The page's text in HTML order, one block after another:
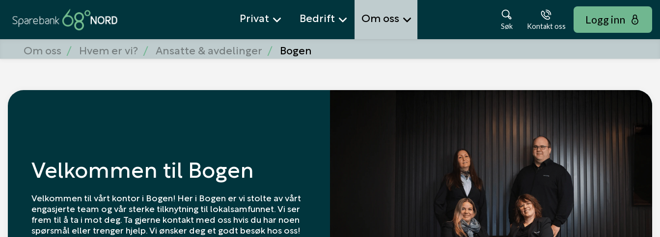
Om oss Hvem er vi? Ansatte & avdelinger Bogen
Privat Bedrift Om oss
Søk Kontakt oss
Logg inn
Velkommen til Bogen
Velkommen til vårt kontor i Bogen! Her i Bogen er vi stolte av vårt
engasjerte team og vår sterke tilknytning til lokalsamfunnet. Vi ser
frem til å ta i mot deg. Ta gjerne kontakt med oss hvis du har noen
spørsmål eller trenger hjelp. Vi ønsker deg et godt besøk hos oss!